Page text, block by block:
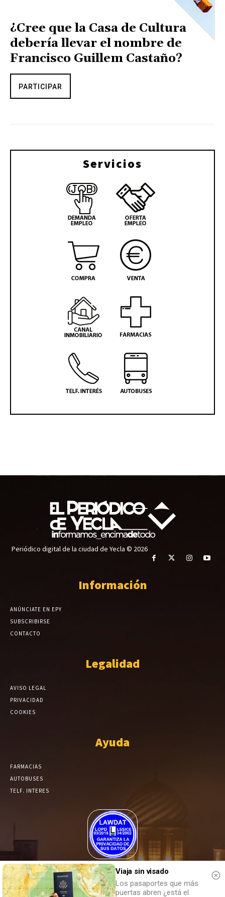
¿Cree que la Casa de Cultura
debería llevar el nombre de
Francisco Guillem Castaño?
PARTICIPAR
Servicios
Periódico digital de la ciudad de Yecla © 2026
Información
ANÚNCIATE EN EPY
SUBSCRIBIRSE
CONTACTO
Legalidad
AVISO LEGAL
PRIVACIDAD
COOKIES
Ayuda
FARMACIAS
AUTOBUSES
TELF. INTERES
El Periódico de Yecla alcanza un grado más de compromiso en el
tratamiento de sus datos.
Viaja sin visado
Los pasaportes que más
puertas abren ¿está el